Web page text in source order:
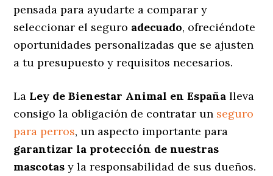
pensada para ayudarte a comparar y
seleccionar el seguro adecuado, ofreciéndote
oportunidades personalizadas que se ajusten
a tu presupuesto y requisitos necesarios.
La Ley de Bienestar Animal en España lleva
consigo la obligación de contratar un seguro
para perros, un aspecto importante para
garantizar la protección de nuestras
mascotas y la responsabilidad de sus dueños.